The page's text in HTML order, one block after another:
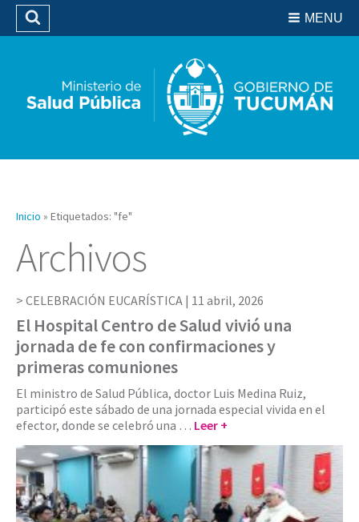
Biblioteca
MENU
Buscar
Inicio » Etiquetados: "fe"
Archivos
CELEBRACIÓN EUCARÍSTICA | 11 abril, 2026
El Hospital Centro de Salud vivió una
jornada de fe con confirmaciones y
primeras comuniones
El ministro de Salud Pública, doctor Luis Medina Ruiz,
participó este sábado de una jornada especial vivida en el
efector, donde se celebró una … Leer +